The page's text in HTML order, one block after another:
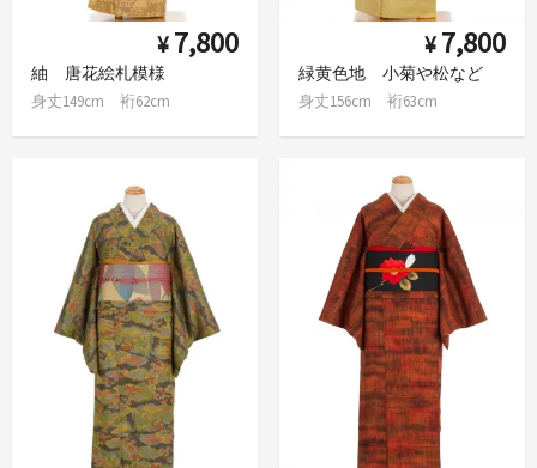
¥ 7,800
紬 唐花絵札模様
身丈149cm 裄62cm
¥ 7,800
緑黄色地 小菊や松など
身丈156cm 裄63cm